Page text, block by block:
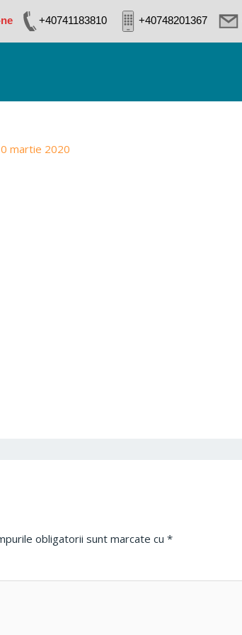
+40741183810 +40748201367
martie 2020
obligatorii sunt marcate cu*